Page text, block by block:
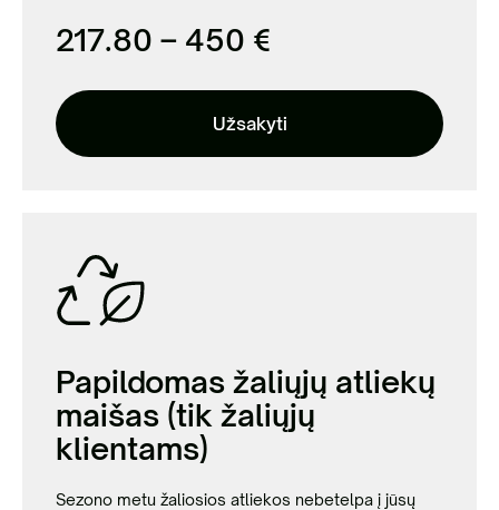
217.80 – 450 €
Užsakyti
Papildomas žaliųjų atliekų
maišas (tik žaliųjų
klientams)
Sezono metu žaliosios atliekos nebetelpa į jūsų